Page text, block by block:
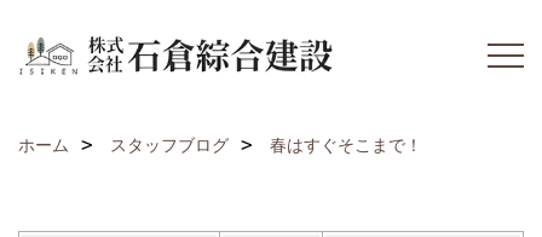
ホーム スタッフブログ 春はすぐそこまで！